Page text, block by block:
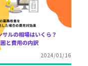
2024/01/16